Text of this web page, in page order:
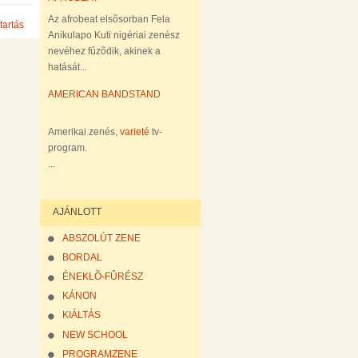
Az afrobeat elsõsorban Fela
Anikulapo Kuti nigériai zenész
nevéhez fûzõdik, akinek a
hatását...
AMERICAN BANDSTAND
Amerikai zenés, varieté tv-
program.
...
AJÁNLOTT
ABSZOLÚT ZENE
BORDAL
ÉNEKLÕ-FÛRÉSZ
KÁNON
KIÁLTÁS
NEW SCHOOL
PROGRAMZENE